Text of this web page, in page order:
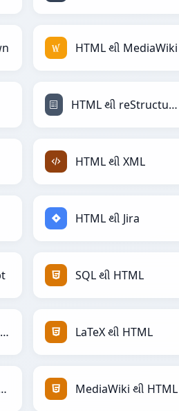
HTML થી MediaWiki
HTML થી reStructuredText
HTML થી XML
HTML થી Jira
SQL થી HTML
LaTeX થી ActionScript LaTeX થી HTML
ActionScript MediaWiki થી HTML